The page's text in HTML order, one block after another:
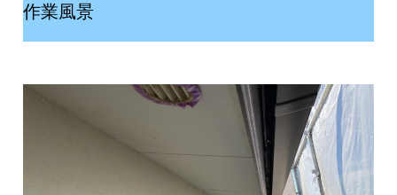
作業風景